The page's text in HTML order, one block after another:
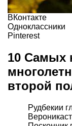
ВКонтакте
Одноклассники
Pinterest
10 Самых
второй
Рудбекии